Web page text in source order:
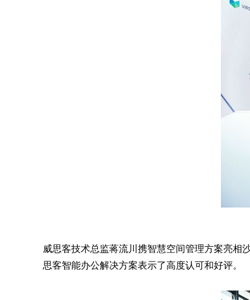
威思客技术总监蒋流川携智慧空间管理方案亮相
思客智能办公解决方案表示了高度认可和好评。